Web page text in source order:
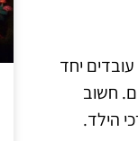
יחד
חשוב
הילד.